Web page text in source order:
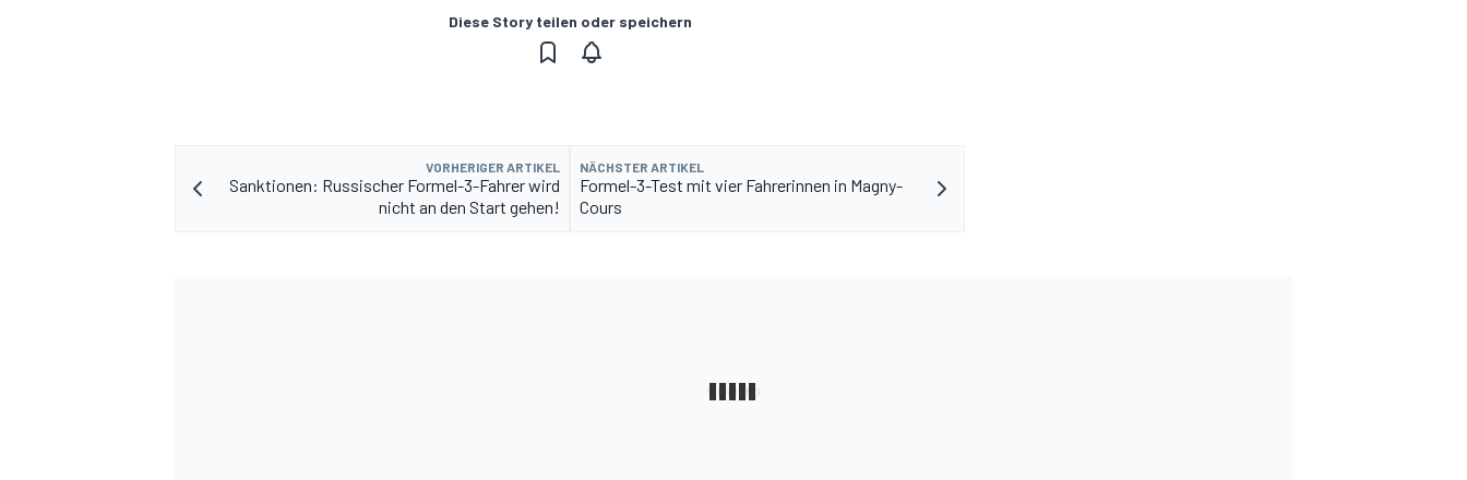
Diese Story teilen oder speichern
VORHERIGER ARTIKEL
Sanktionen: Russischer Formel-3-Fahrer wird
nicht an den Start gehen!
NÄCHSTER ARTIKEL
Formel-3-Test mit vier Fahrerinnen in Magny-
Cours